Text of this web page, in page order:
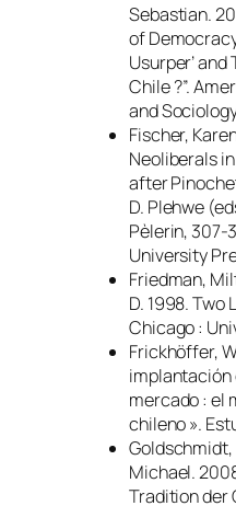
Sebastian.
of
Usurper’
Chile ?”.
and
Fischer,
Neoliberals
after
D. Plehwe
Pèlerin, 307-
University
Friedman,
D. 1998.Two
Chicago :
Frickhöffer,
implantación
mercado : el
chileno ».
Michael.
Tradition der